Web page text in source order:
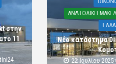
στην
11
ΑΝΑΤΟΛΙΚΗ
Νέο κατάστημα
22 Ιουλίου 2025